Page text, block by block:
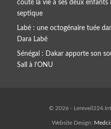
coûté la vie à ses deux enfants
septique
Labé : une octogénaire tuée
Dara Labé
Sénégal : Dakar apporte son
Sall à l’ONU
© 2026 -
Website Design: